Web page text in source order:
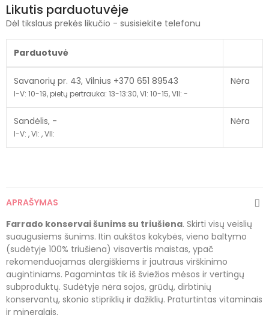
Likutis parduotuvėje
Dėl tikslaus prekės likučio - susisiekite telefonu
Parduotuvė
Savanorių pr. 43, Vilnius +370 651 89543
I-V: 10-19, pietų pertrauka: 13-13:30, VI: 10-15, VII: -
Nėra
Sandėlis, -
I-V: , VI: , VII:
Nėra
APRAŠYMAS
Farrado konservai šunims su triušiena. Skirti visų veislių
suaugusiems šunims. Itin aukštos kokybės, vieno baltymo
(sudėtyje 100% triušiena) visavertis maistas, ypač
rekomenduojamas alergiškiems ir jautraus virškinimo
augintiniams. Pagamintas tik iš šviežios mėsos ir vertingų
subproduktų. Sudėtyje nėra sojos, grūdų, dirbtinių
konservantų, skonio stipriklių ir dažiklių. Praturtintas vitaminais
ir mineralais.